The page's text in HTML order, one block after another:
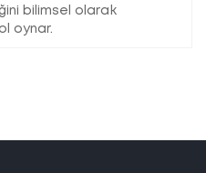
bilimsel olarak
oynar.